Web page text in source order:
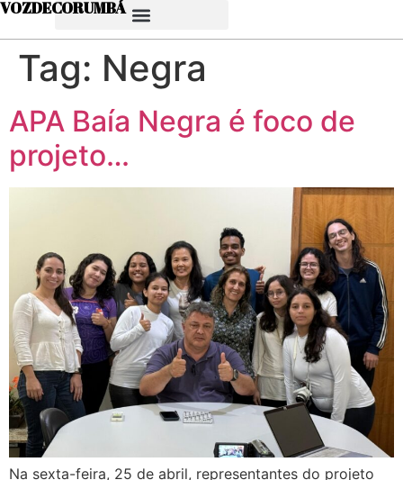
VOZDECORUMBÁ
Tag: Negra
APA Baía Negra é foco de
projeto…
Na sexta-feira, 25 de abril, representantes do projeto